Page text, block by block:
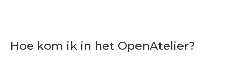
Hoe kom ik in het OpenAtelier?